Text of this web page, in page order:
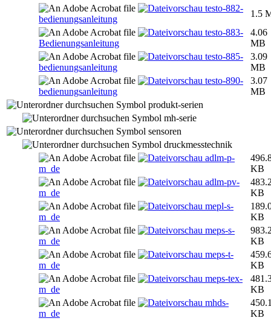
testo-882-
bedienungsanleitung
1.5
testo-883-
Bedienungsanleitung
4.06
MB
testo-885-
bedienungsanleitung
3.09
MB
testo-890-
bedienungsanleitung
3.07
MB
produkt-serien
mh-serie
sensoren
druckmesstechnik
adlm-p-
m_de
KB
adlm-pv-
m_de
KB
mepl-s-
m_de
KB
meps-s-
m_de
KB
meps-t-
m_de
KB
meps-tex-
m_de
KB
mhds-
m_de
KB